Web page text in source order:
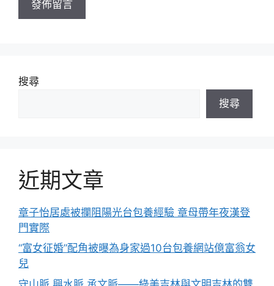
搜尋
搜尋
近期文章
章子怡居處被攔阻陽光台包養經驗 章母帶年夜漢登
門實際
“富女征婚”配角被曝為身家過10台包養網站億富翁女
兒